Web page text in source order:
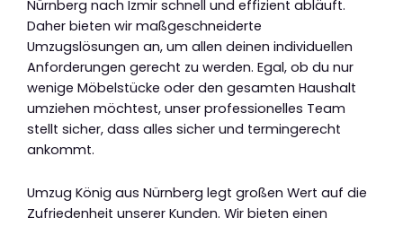
Nürnberg nach Izmir schnell und effizient abläuft.
Daher bieten wir maßgeschneiderte
Umzugslösungen an, um allen deinen individuellen
Anforderungen gerecht zu werden. Egal, ob du nur
wenige Möbelstücke oder den gesamten Haushalt
umziehen möchtest, unser professionelles Team
stellt sicher, dass alles sicher und termingerecht
ankommt.
Umzug König aus Nürnberg legt großen Wert auf die
Zufriedenheit unserer Kunden. Wir bieten einen